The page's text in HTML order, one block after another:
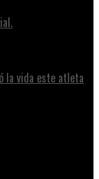
la vida este atleta